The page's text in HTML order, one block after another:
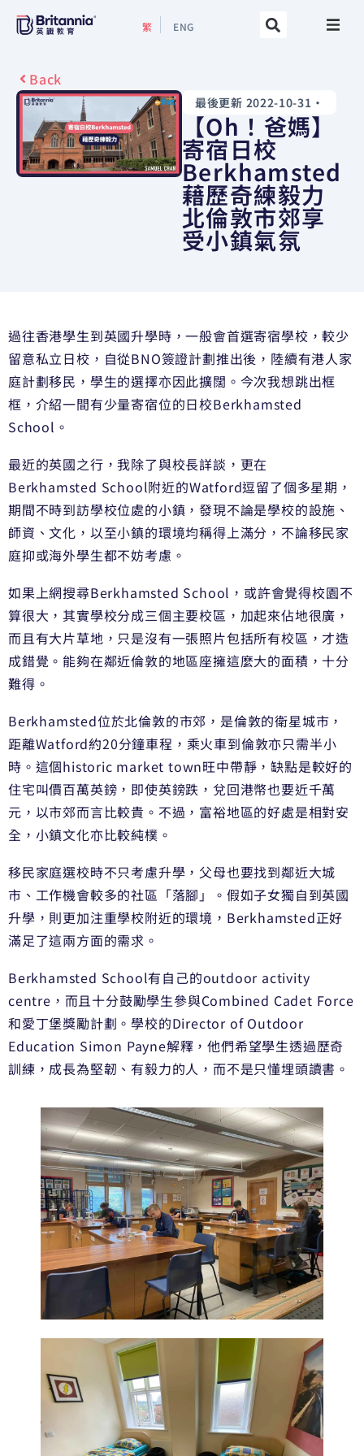
繁 ENG
最新活動
升學指南
Back
最後更新 2022-10-31 •
【Oh！爸媽】
寄宿日校
Berkhamsted
藉歷奇練毅力
北倫敦市郊享
受小鎮氣氛
過往香港學生到英國升學時，一般會首選寄宿學校，較少
留意私立日校，自從BNO簽證計劃推出後，陸續有港人家
庭計劃移民，學生的選擇亦因此擴闊。今次我想跳出框
框，介紹一間有少量寄宿位的日校Berkhamsted
School。
最近的英國之行，我除了與校長詳談，更在
Berkhamsted School附近的Watford逗留了個多星期，
期間不時到訪學校位處的小鎮，發現不論是學校的設施、
師資、文化，以至小鎮的環境均稱得上滿分，不論移民家
庭抑或海外學生都不妨考慮。
如果上網搜尋Berkhamsted School，或許會覺得校園不
算很大，其實學校分成三個主要校區，加起來佔地很廣，
而且有大片草地，只是沒有一張照片包括所有校區，才造
成錯覺。能夠在鄰近倫敦的地區座擁這麼大的面積，十分
難得。
Berkhamsted位於北倫敦的市郊，是倫敦的衛星城市，
距離Watford約20分鐘車程，乘火車到倫敦亦只需半小
時。這個historic market town旺中帶靜，缺點是較好的
住宅叫價百萬英鎊，即使英鎊跌，兌回港幣也要近千萬
元，以市郊而言比較貴。不過，富裕地區的好處是相對安
全，小鎮文化亦比較純樸。
移民家庭選校時不只考慮升學，父母也要找到鄰近大城
市、工作機會較多的社區「落腳」。假如子女獨自到英國
升學，則更加注重學校附近的環境，Berkhamsted正好
滿足了這兩方面的需求。
Berkhamsted School有自己的outdoor activity
centre，而且十分鼓勵學生參與Combined Cadet Force
和愛丁堡獎勵計劃。學校的Director of Outdoor
Education Simon Payne解釋，他們希望學生透過歷奇
訓練，成長為堅韌、有毅力的人，而不是只懂埋頭讀書。